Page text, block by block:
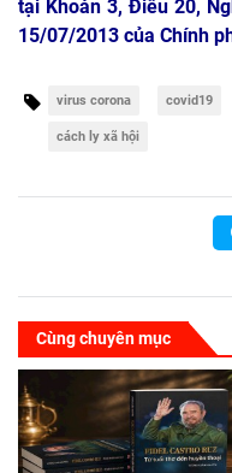
tại Khoản 3, Điều 20,
15/07/2013 của Chính
virus corona covid19
cách ly xã hội
Cùng chuyên mục